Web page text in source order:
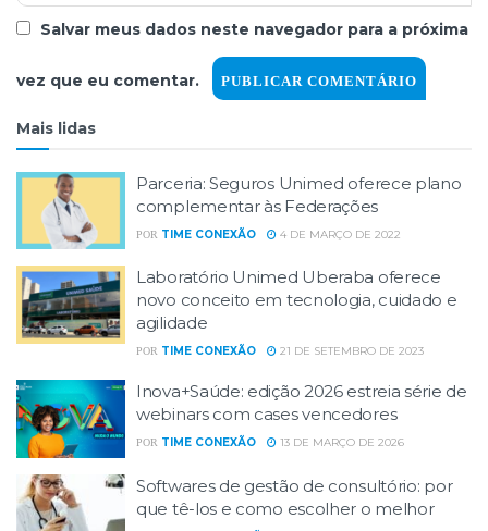
Salvar meus dados neste navegador para a próxima
vez que eu comentar.
Mais lidas
Parceria: Seguros Unimed oferece plano
complementar às Federações
POR TIME CONEXÃO 4 DE MARÇO DE 2022
Laboratório Unimed Uberaba oferece
novo conceito em tecnologia, cuidado e
agilidade
POR TIME CONEXÃO 21 DE SETEMBRO DE 2023
Inova+Saúde: edição 2026 estreia série de
webinars com cases vencedores
POR TIME CONEXÃO 13 DE MARÇO DE 2026
Softwares de gestão de consultório: por
que tê-los e como escolher o melhor